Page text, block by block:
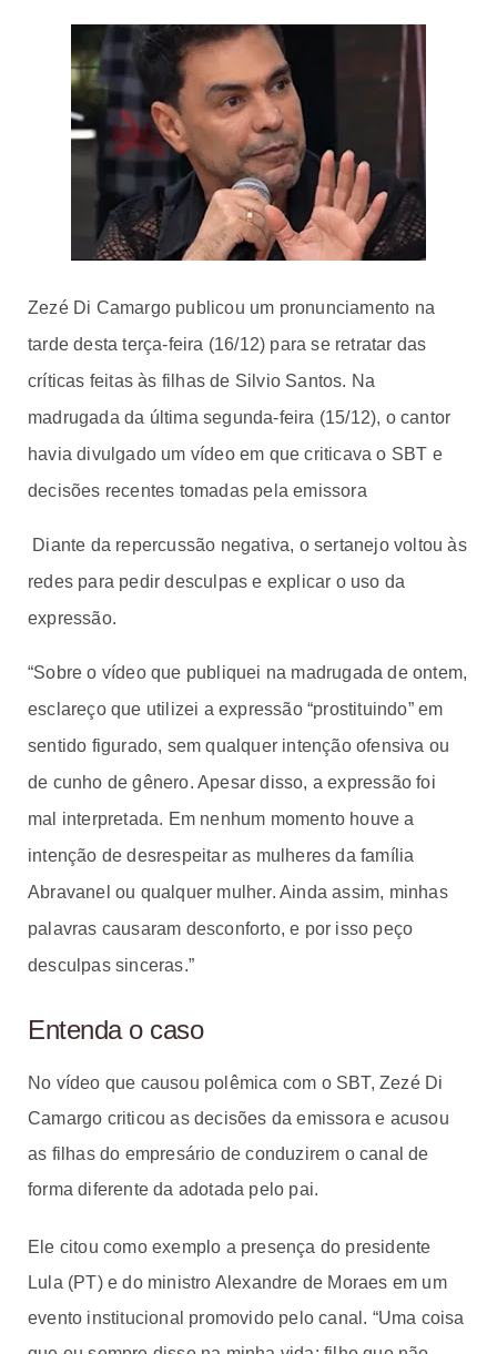
Zezé Di Camargo publicou um pronunciamento na
tarde desta terça-feira (16/12) para se retratar das
críticas feitas às filhas de Silvio Santos. Na
madrugada da última segunda-feira (15/12), o cantor
havia divulgado um vídeo em que criticava o SBT e
decisões recentes tomadas pela emissora
Diante da repercussão negativa, o sertanejo voltou às
redes para pedir desculpas e explicar o uso da
expressão.
“Sobre o vídeo que publiquei na madrugada de ontem,
esclareço que utilizei a expressão “prostituindo” em
sentido figurado, sem qualquer intenção ofensiva ou
de cunho de gênero. Apesar disso, a expressão foi
mal interpretada. Em nenhum momento houve a
intenção de desrespeitar as mulheres da família
Abravanel ou qualquer mulher. Ainda assim, minhas
palavras causaram desconforto, e por isso peço
desculpas sinceras.”
Entenda o caso
No vídeo que causou polêmica com o SBT, Zezé Di
Camargo criticou as decisões da emissora e acusou
as filhas do empresário de conduzirem o canal de
forma diferente da adotada pelo pai.
Ele citou como exemplo a presença do presidente
Lula (PT) e do ministro Alexandre de Moraes em um
evento institucional promovido pelo canal. “Uma coisa